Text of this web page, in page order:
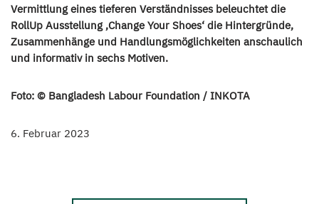
Vermittlung eines tieferen Verständnisses beleuchtet die
RollUp Ausstellung ‚Change Your Shoes‘ die Hintergründe,
Zusammenhänge und Handlungsmöglichkeiten anschaulich
und informativ in sechs Motiven.
Foto: © Bangladesh Labour Foundation / INKOTA
6. Februar 2023